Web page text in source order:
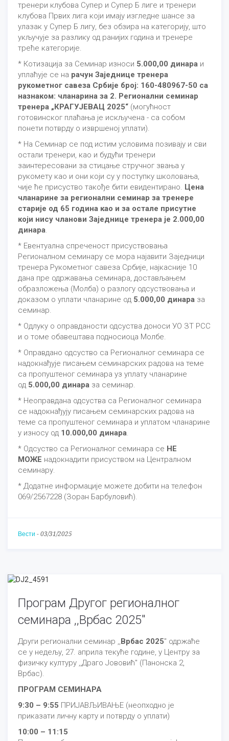
тренери клубова Супер и Супер Б лиге и тренери
клубова Првих лига који имају изгледне шансе за
улазак у Супер Б лигу, без обзира на категорију, што
укључује за разлику од ранијих година и тренере
треће категорије.
* Котизација за Семинар износи 5.000,00 динара и
уплаћује се на рачун Заједнице тренера
рукометног савеза Србије број: 160-480967-50 са
назнаком: чланарина за 2. Регионални семинар
тренера „КРАГУЈЕВАЦ 2025“ (могућност
готовинског плаћања је искључена - са собом
понети потврду о извршеној уплати).
* На Семинар се под истим условима позивају и сви
остали тренери, као и будући тренери
заинтересовани за стицање стручног звања у
рукомету као и они који су у поступку школовања,
чије ће присуство такође бити евидентирано. Цена
чланарине за регионални семинар за тренере
старије од 65 година као и за остале присутне
који нису чланови Заједнице тренера је 2.000,00
динара.
* Евентуална спреченост присуствовања
Регионалном семинару се мора најавити Заједници
тренера Рукометног савеза Србије, најкасније 10
дана пре одржавања семинара, достављањем
образложења (Молба) о разлогу одсуствовања и
доказом о уплати чланарине од 5.000,00 динара за
семинар.
* Одлуку о оправданости одсуства доноси УО ЗТ РСС
и о томе обавештава подносиоца Молбе.
* Оправдано одсуство са Регионалног семинара се
надокнађује писањем семинарских радова на теме
са пропуштеног семинара уз уплату чланарине
од 5.000,00 динара за семинар.
* Неоправдана одсуства са Регионалног семинара
се надокнађују писањем семинарских радова на
теме са пропуштеног семинара и уплатом чланарине
у износу од 10.000,00 динара.
* Одсуство са Регионалног семинара се НЕ
МОЖЕ надокнадити присуством на Централном
семинару.
* Додатне информације можете добити на телефон
069/2567228 (Зоран Барбуловић).
Вести - 03/31/2025
Програм Другог регионалног
семинара ,,Врбас 2025"
Други регионални семинар ,,Врбас 2025" одржаће
се у недељу, 27. априла текуће године, у Центру за
физичку културу ,,Драго Јововић" (Панонска 2,
Врбас).
ПРОГРАМ СЕМИНАРА
9:30 – 9:55 ПРИЈАВЉИВАЊЕ (неопходно је
приказати личну карту и потврду о уплати)
10:00 – 11:15